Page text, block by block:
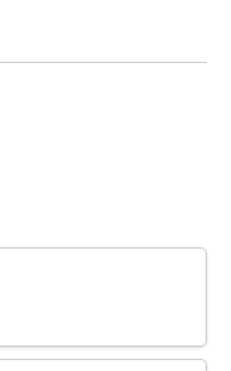
komplekso